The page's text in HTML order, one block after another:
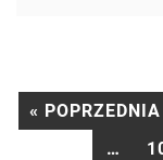
«
…